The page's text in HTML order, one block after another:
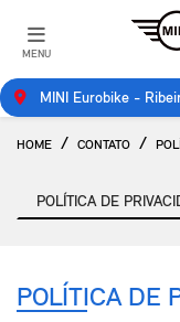
MENU
MINI Eurobike -
HOME CONTATO
POLÍTICA DE
POLÍTICA DE